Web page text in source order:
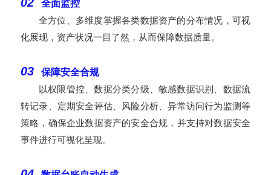
全面监控
全方位、多维度掌握各类数据资产的分布情况，可视
化展现，资产状况一目了然，从而保障数据质量。
03
保障安全合规
以权限管控、数据分类分级、敏感数据识别、数据流
转记录、定期安全评估、风险分析、异常访问行为监测等
策略，确保企业数据资产的安全合规，并支持对数据安全
事件进行可视化呈现。